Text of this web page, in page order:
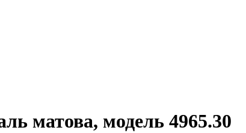
матова, модель 4965.30